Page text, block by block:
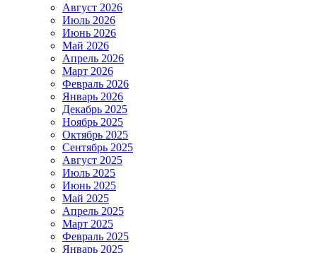
Август 2026
Июль 2026
Июнь 2026
Май 2026
Апрель 2026
Март 2026
Февраль 2026
Январь 2026
Декабрь 2025
Ноябрь 2025
Октябрь 2025
Сентябрь 2025
Август 2025
Июль 2025
Июнь 2025
Май 2025
Апрель 2025
Март 2025
Февраль 2025
Январь 2025